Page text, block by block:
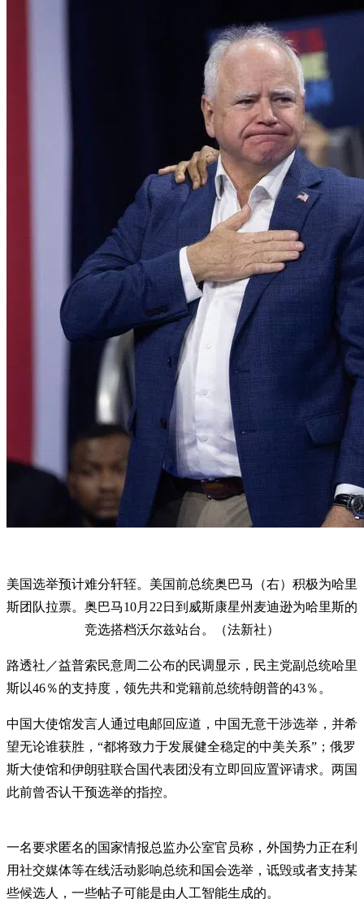
美国选举预计难分轩轾。美国前总统奥巴马（右）积极为哈里
斯团队拉票。奥巴马10月22日到威斯康星州麦迪逊为哈里斯的
竞选搭档沃尔兹站台。（法新社）
路透社／益普索民意周二公布的民调显示，民主党副总统哈里
斯以46％的支持度，领先共和党籍前总统特朗普的43％。
中国大使馆发言人通过电邮回应道，中国无意干涉选举，并希
望无论谁获胜，“都将致力于发展健全稳定的中美关系”；俄罗
斯大使馆和伊朗驻联合国代表团没有立即回应置评请求。两国
此前曾否认干预选举的指控。
一名要求匿名的国家情报总监办公室官员称，外国势力正在利
用社交媒体等在线活动影响总统和国会选举，诋毁或者支持某
些候选人，一些帖子可能是由人工智能生成的。